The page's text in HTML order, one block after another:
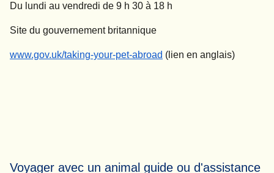
Du lundi au vendredi de 9 h 30 à 18 h
Site du gouvernement britannique
www.gov.uk/taking-your-pet-abroad Ouvre un nouvel onglet
(lien en anglais)
Voyager avec un animal guide ou d'assistance